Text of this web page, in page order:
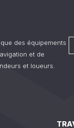
des équipements
et de
et loueurs.